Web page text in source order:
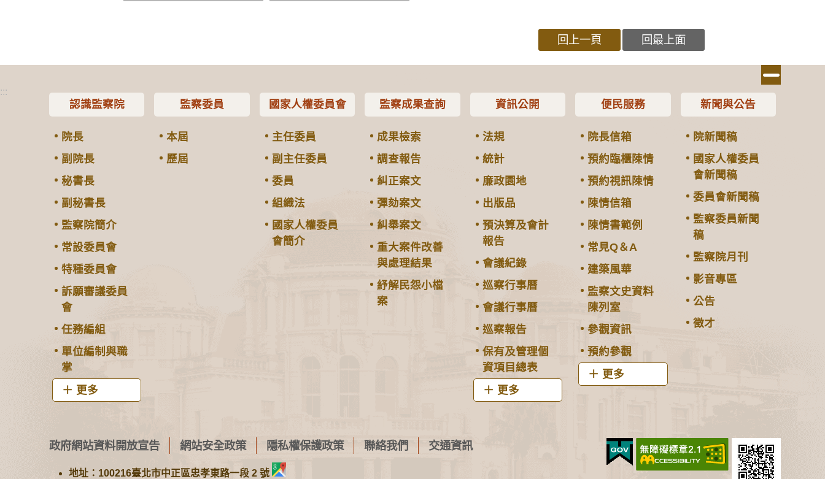
回上一頁 回最上面
:::
認識監察院
院長
副院長
秘書長
副秘書長
監察院簡介
常設委員會
特種委員會
訴願審議委員
會
任務編組
單位編制與職
掌
更多
監察委員
本屆
歷屆
國家人權委員會
主任委員
副主任委員
委員
組織法
國家人權委員
會簡介
監察成果查詢
成果檢索
調查報告
糾正案文
彈劾案文
糾舉案文
重大案件改善
與處理結果
紓解民怨小檔
案
資訊公開
法規
統計
廉政園地
出版品
預決算及會計
報告
會議紀錄
巡察行事曆
會議行事曆
巡察報告
保有及管理個
資項目總表
更多
便民服務
院長信箱
預約臨櫃陳情
預約視訊陳情
陳情信箱
陳情書範例
常見Q＆A
建築風華
監察文史資料
陳列室
參觀資訊
預約參觀
更多
新聞與公告
院新聞稿
國家人權委員
會新聞稿
委員會新聞稿
監察委員新聞
稿
監察院月刊
影音專區
公告
徵才
政府網站資料開放宣告 網站安全政策 隱私權保護政策 聯絡我們 交通資訊
地址：100216臺北市中正區忠孝東路一段 2 號